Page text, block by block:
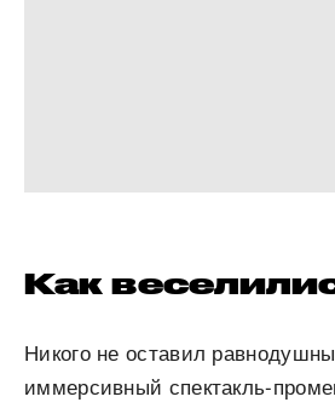
Как
Никого не оставил
иммерсивный спектакль-